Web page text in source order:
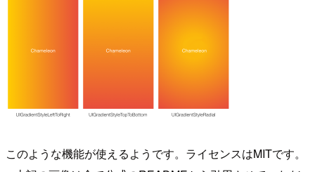
このような機能が使えるようです。ライセンスはMITです。